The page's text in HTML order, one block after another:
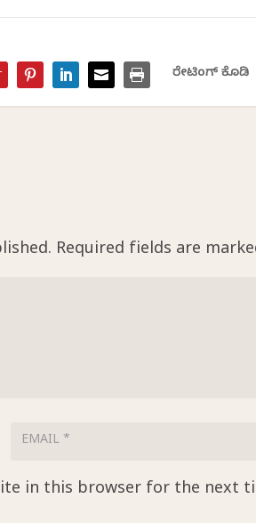
ರೇಟಿಂಗ್ ಕೊಡಿ
Required fields are
in this browser for the next